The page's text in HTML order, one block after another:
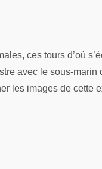
ces tours d’où
avec le sous-
les images de cette